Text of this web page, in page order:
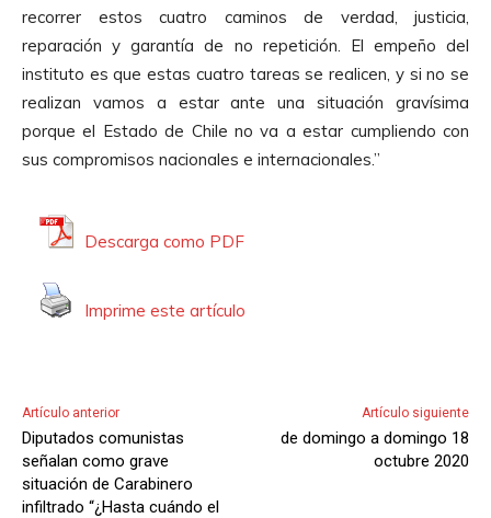
recorrer estos cuatro caminos de verdad, justicia,
reparación y garantía de no repetición. El empeño del
instituto es que estas cuatro tareas se realicen, y si no se
realizan vamos a estar ante una situación gravísima
porque el Estado de Chile no va a estar cumpliendo con
sus compromisos nacionales e internacionales.”
Descarga como PDF
Imprime este artículo
Artículo anterior
Diputados comunistas
señalan como grave
situación de Carabinero
infiltrado “¿Hasta cuándo el
Artículo siguiente
de domingo a domingo 18
octubre 2020